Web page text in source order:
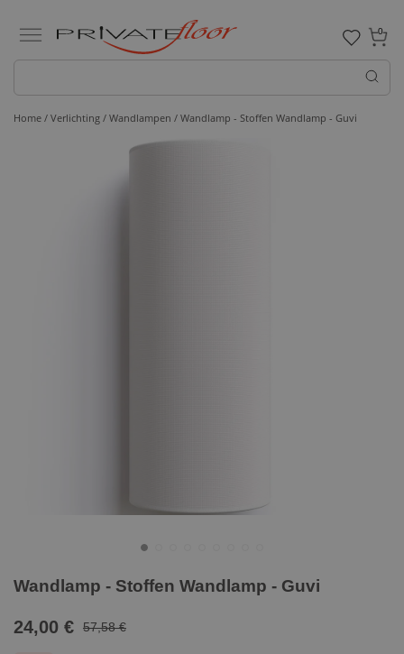
0
Home / Verlichting / Wandlampen / Wandlamp - Stoffen Wandlamp - Guvi
Wandlamp - Stoffen Wandlamp - Guvi
24,00 € 57,58 €